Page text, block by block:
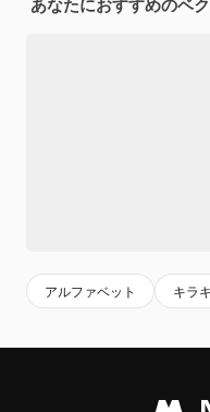
アルファベット キラ